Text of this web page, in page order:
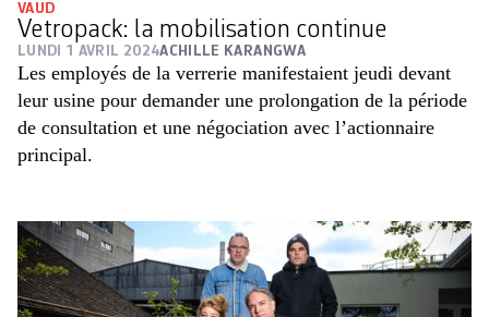
VAUD
Vetropack: la mobilisation continue
LUNDI 1 AVRIL 2024ACHILLE KARANGWA
Les employés de la verrerie manifestaient jeudi devant
leur usine pour demander une prolongation de la période
de consultation et une négociation avec l’actionnaire
principal.